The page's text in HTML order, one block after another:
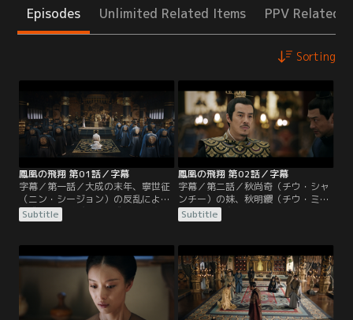
Episodes Unlimited Related Items PPV Related
Sorting
鳳凰の飛翔 第01話／字幕
字幕／第一話／大成の末年、寧世征
（ニン・シージョン）の反乱により
大成王朝は滅びた。大成皇室を守る
秘密の親衛隊「血浮屠」は、生まれ
た。寧世征は長子の寧川（ニン・チ
ュアン）と六子のニン・イーに追捕
を命じたが、功を焦った寧川の行動
により、血浮屠の首領・顧衡（グ
ー・ホン）は九皇子を抱いて崖から
飛び降りて死亡してしまう。
Subtitle
鳳凰の飛翔 第02話／字幕
字幕／第二話／秋尚奇（チウ・シャ
ンチー）の妹、秋明纓（チウ・ミン
イン）は顧衡（グー・ホン）の未亡
人であり、大成滅亡後、2人の子
と鳳皓（フォン・ハオ）と共に秋尚
奇のもとに身を寄せた。賜婚で皇太
子の機嫌を損ねないよう、秋尚奇は
皇太子の舅、常海（チャン・ハイ）
を会食に招く。
Subtitle